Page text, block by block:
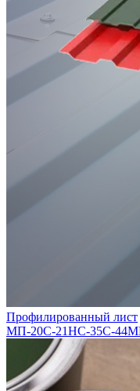
Профилированный лист
МП-20С-21НС-35С-44